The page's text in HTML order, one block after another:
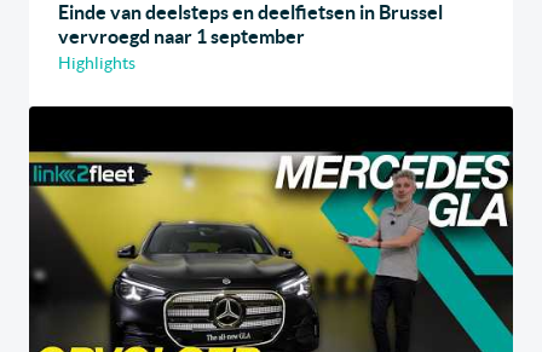
Einde van deelsteps en deelfietsen in Brussel
vervroegd naar 1 september
Highlights